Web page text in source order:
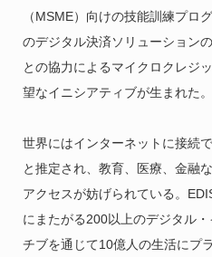
（MSME）向けの技能訓練プロ
のデジタル決済ソリューション
との協力によるマイクロクレジ
望なイニシアティブが生まれた。
世界にはインターネットに接続
と推定され、教育、医療、金融
アクセスが妨げられている。
にまたがる200以上のデジタル
チブを通じて10億人の生活にプ